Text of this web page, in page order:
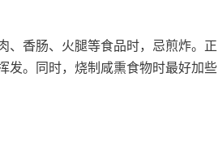
、香肠、火腿等食品时，忌煎炸。正
发。同时，烧制咸熏食物时最好加些